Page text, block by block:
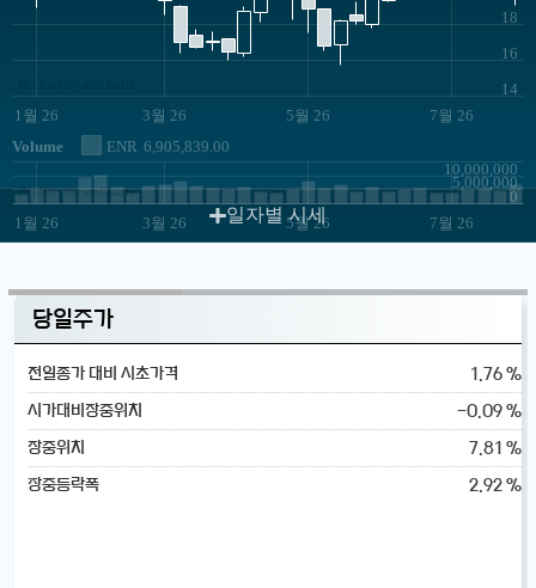
1월 26 3월 26 5월 26 7월 26
14
16
18
Volume ENR 6,905,839.00
1월 26 3월 26 5월 26 7월 26
0
5,000,000
10,000,000
JS chart by amCharts
일자별 시세
당일주가
전일종가 대비 시초가격 1.76 %
시가대비장중위치 -0.09 %
장중위치 7.81 %
장중등락폭 2.92 %